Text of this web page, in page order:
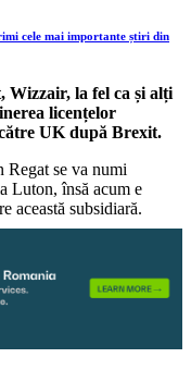
cele mai importante știri din
Wizzair, la fel ca și alți
licențelor
UK după Brexit.
Regat se va numi
Luton, însă acum e
această subsidiară.